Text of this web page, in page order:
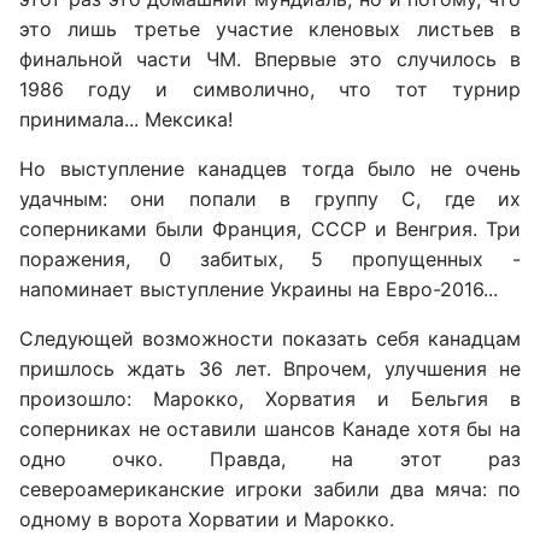
это лишь третье участие кленовых листьев в
финальной части ЧМ. Впервые это случилось в
1986 году и символично, что тот турнир
принимала... Мексика!
Но выступление канадцев тогда было не очень
удачным: они попали в группу С, где их
соперниками были Франция, СССР и Венгрия. Три
поражения, 0 забитых, 5 пропущенных -
напоминает выступление Украины на Евро-2016...
Следующей возможности показать себя канадцам
пришлось ждать 36 лет. Впрочем, улучшения не
произошло: Марокко, Хорватия и Бельгия в
соперниках не оставили шансов Канаде хотя бы на
одно очко. Правда, на этот раз
североамериканские игроки забили два мяча: по
одному в ворота Хорватии и Марокко.